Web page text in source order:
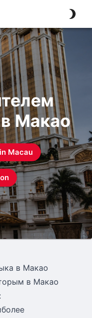
в Макао
Macau
в Макао
в Макао